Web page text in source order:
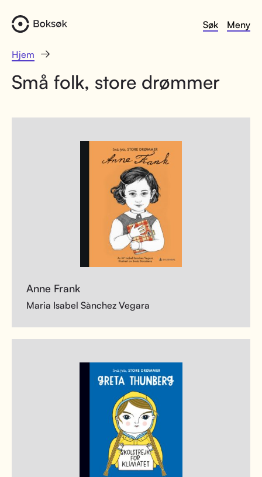
Søk Meny
Hjem
Små folk, store drømmer
Anne Frank
Maria Isabel Sànchez Vegara